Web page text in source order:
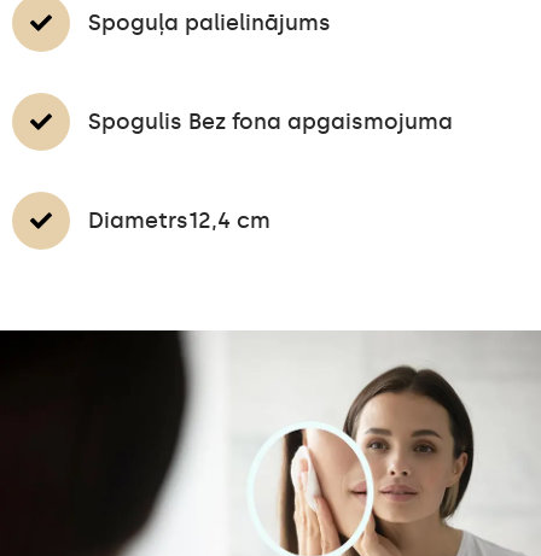
Spoguļa palielinājums
Spogulis Bez fona apgaismojuma
Diametrs12,4 cm